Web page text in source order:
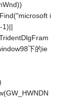
i
1)||
下的ie